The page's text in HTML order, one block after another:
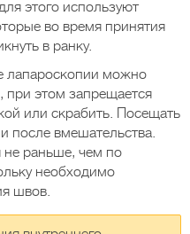
этого используют
во время принятия
в ранку.
лапароскопии можно
при этом запрещается
или скрабить. Посещать
после вмешательства.
не раньше, чем по
необходимо
швов.